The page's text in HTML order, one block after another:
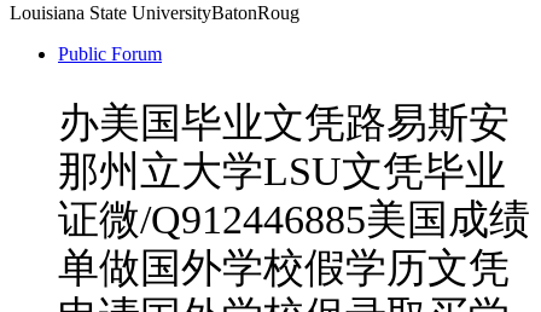
Louisiana State UniversityBatonRoug
Public Forum
办美国毕业文凭路易斯安
那州立大学LSU文凭毕业
证微/Q912446885美国成绩
单做国外学校假学历文凭